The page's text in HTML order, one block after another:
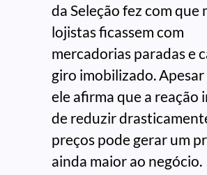
da Seleção fez com que
lojistas ficassem com
mercadorias paradas e
giro imobilizado. Apesar
ele afirma que a reação
de reduzir
preços pode gerar um
ainda maior ao negócio.